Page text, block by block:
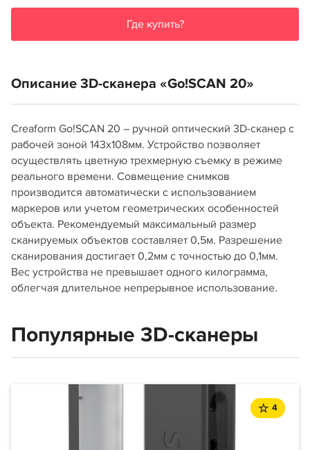
Где купить?
Описание 3D-сканера «Go!SCAN 20»
Creaform Go!SCAN 20 – ручной оптический 3D-сканер с
рабочей зоной 143х108мм. Устройство позволяет
осуществлять цветную трехмерную съемку в режиме
реального времени. Совмещение снимков
производится автоматически с использованием
маркеров или учетом геометрических особенностей
объекта. Рекомендуемый максимальный размер
сканируемых объектов составляет 0,5м. Разрешение
сканирования достигает 0,2мм с точностью до 0,1мм.
Вес устройства не превышает одного килограмма,
облегчая длительное непрерывное использование.
Популярные 3D-сканеры
4